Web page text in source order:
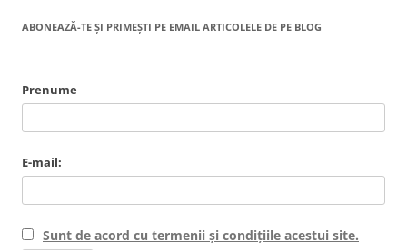
ABONEAZĂ-TE ȘI PRIMEȘTI PE EMAIL ARTICOLELE DE PE BLOG
Prenume
E-mail:
Sunt de acord cu termenii și condițiile acestui site.